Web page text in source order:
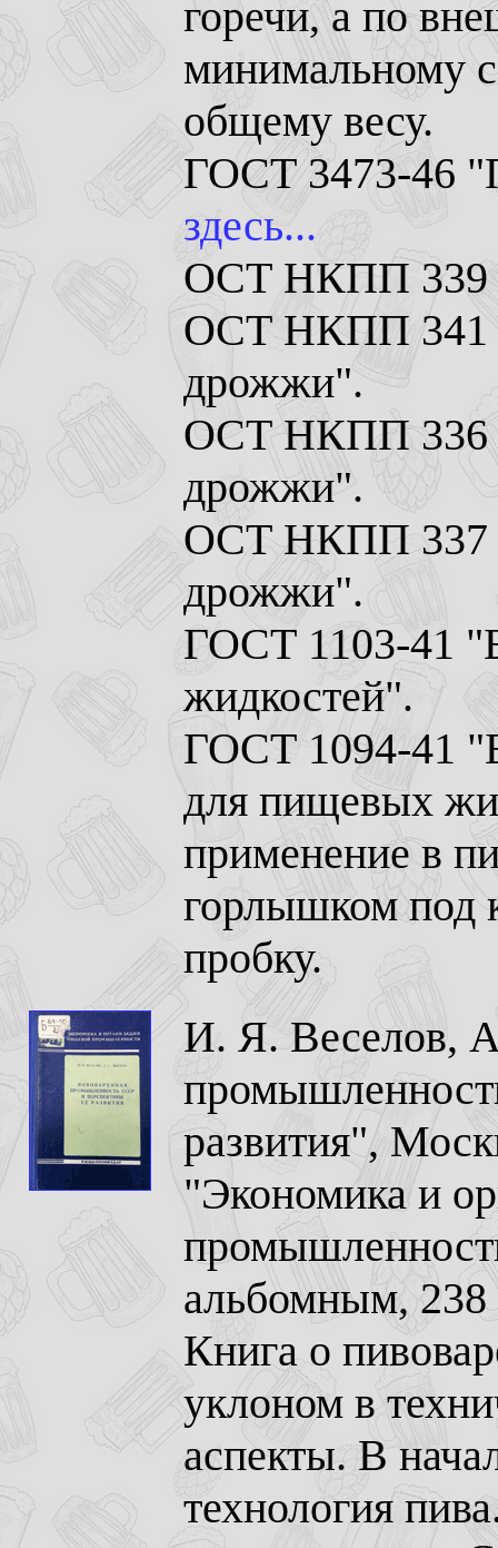
горечи, а по
минимальному
общему весу.
ГОСТ 3473-46
здесь...
ОСТ НКПП 339
ОСТ НКПП 341
дрожжи".
ОСТ НКПП 336
дрожжи".
ОСТ НКПП 337
дрожжи".
ГОСТ 1103-41
жидкостей".
ГОСТ 1094-41
для пищевых
применение в
горлышком под
пробку.
И. Я. Веселов,
развития",
"Экономика и
альбомным, 238
Книга о
уклоном в
аспекты. В
технология